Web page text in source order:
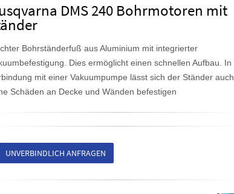
DMS 240 Bohrmotoren mit
Bohrständerfuß aus Aluminium mit integrierter
Dies ermöglicht einen schnellen Aufbau. In
mit einer Vakuumpumpe lässt sich der Ständer auch
Schäden an Decke und Wänden befestigen
UNVERBINDLICH ANFRAGEN